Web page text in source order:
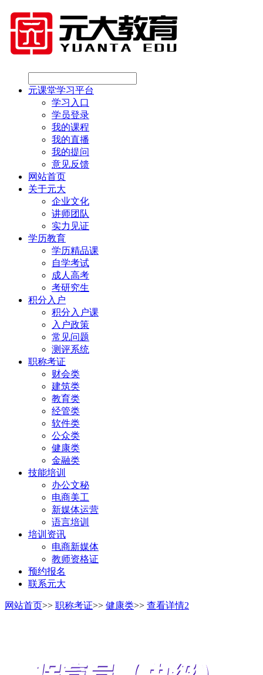
元课堂学习平台
学习入口
学员登录
我的课程
我的直播
我的提问
意见反馈
网站首页
关于元大
企业文化
讲师团队
实力见证
学历教育
学历精品课
自学考试
成人高考
考研究生
积分入户
积分入户课
入户政策
常见问题
测评系统
职称考证
财会类
建筑类
教育类
经管类
软件类
公众类
健康类
金融类
技能培训
办公文秘
电商美工
新媒体运营
语言培训
培训资讯
电商新媒体
教师资格证
预约报名
联系元大
网站首页>> 职称考证>> 健康类>> 查看详情2